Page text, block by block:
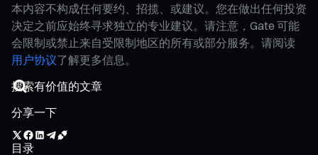
本内容不构成任何要约、招揽、或建议。您在做出任何投资
决定之前应始终寻求独立的专业建议。请注意，Gate 可能
会限制或禁止来自受限制地区的所有或部分服务。请阅读
用户协议了解更多信息。
分享一下
目录